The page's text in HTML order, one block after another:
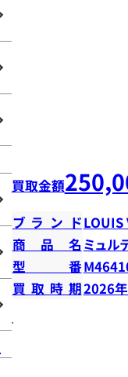
買取金額
ブランドLOUIS
商品名 ミュル
型番
買取時期2026